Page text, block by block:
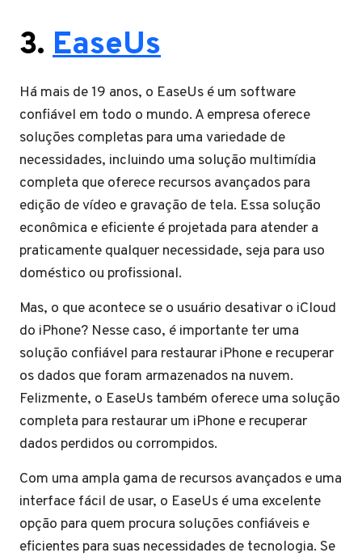
3. EaseUs
Há mais de 19 anos, o EaseUs é um software
confiável em todo o mundo. A empresa oferece
soluções completas para uma variedade de
necessidades, incluindo uma solução multimídia
completa que oferece recursos avançados para
edição de vídeo e gravação de tela. Essa solução
econômica e eficiente é projetada para atender a
praticamente qualquer necessidade, seja para uso
doméstico ou profissional.
Mas, o que acontece se o usuário desativar o iCloud
do iPhone? Nesse caso, é importante ter uma
solução confiável para restaurar iPhone e recuperar
os dados que foram armazenados na nuvem.
Felizmente, o EaseUs também oferece uma solução
completa para restaurar um iPhone e recuperar
dados perdidos ou corrompidos.
Com uma ampla gama de recursos avançados e uma
interface fácil de usar, o EaseUs é uma excelente
opção para quem procura soluções confiáveis e
eficientes para suas necessidades de tecnologia. Se